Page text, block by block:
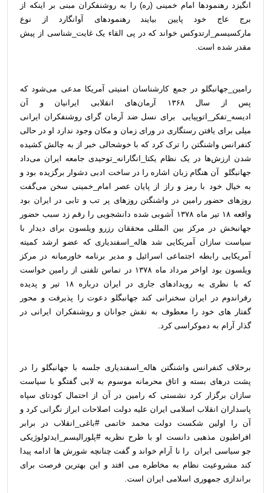
انگیزد رهنمودها امام خمینی (ره) را به روشنفکران مبنی بر اینکه از
برج عاج خود پایین بیایند رهنمودهای آوانگارد از نوع
مارکسیسم_ارتدوکس خواند که در پی القاء یک غایت_شناسی از پیش
مقدر شده است.
رامین_جهانبگلو در جمع کارشناسان امنیتی آمریکا مدعی می‌شود که
پس از سال ۱۳۶۸ آرمان‌های انقلابی ایرانیان و آن
ادیسه_تفکر_اتوپیایی برای نسل ضد آرمان گرای روشنفکران ایرانی
میلی برای یافتن رستگاری در ورای زمان و مکان وجود ندارد او در حالی
کنفرانس واشنگتن را ترک کرد که با خوشحالی خبر از به چالش کشیده
شدن ارزش‌ها در یک نظام یکتا_انگارانه_توحیدی جامعه ایران می‌داد
جهانبگلو آن هنگام زبان اشاره را در ساخت ادبی دشوار برگزیده بود و
به خیال خود با رمز و راز از پایان عصر امام_خمینی سخن می‌گفت
روزهای حضور رامین در واشنگتن روزهای پر تب و تابی در ایران بود
واقعه ۱۸ تیر ماه ۱۳۷۸ آشوبی شده دانشجویی را رقم زد سبب حضور
جهانبخش در مرکز بین المللی محققان رزرو ویلسون برای دیدار با
سیاست سازان آمریکایی شد هاله_اسفندیاری که عضو ارشد کمیته
آمریکایی رابطه اجتماعی اسرائیل و مدیر برنامه خاورمیانه در مرکز
ویلسون بود اواخر مرداد ماه ۱۳۷۸ در تماس تلفنی از رامین خواست
که با نظری به رویدادهای جاری در ایران درباره ۱۸ تیر و پدیده
رفراندوم در ایران سخنرانی کند جهانبگلو دعوت را پذیرفت و محور
گفتار های خود را معطوف به نقش جوانان و روشنفکران ایرانی در
گذار آرام به دموکراسی کرد.
برخلاف کنفرانس واشنگتن هاله_اسفندیاری جلسه با جهانبگلو را در
پشت درهای بسته و اتاق محرمانه موسوم به لابی گفتگو با سیاست
سازان برگزار کرد نشستی که رامین در آن از احتمال کودتای سپاه
پاسداران انقلاب اسلامی ایران علیه دولت اصلاحات ابراز نگرانی کرد و
آن را اولین شکست دولت محمد خاتمی #باغی_انقلاب در برابر
افراطیون مذهبی دانست او با طرح نظریه #پلورالیسم_ایدئولوژیکی
جو سیاسی ایران را نا آرام خواند و گفت چنانچه شورش ها ادامه پیدا
کند مشروعیت نظام به مخاطره می افتد و این بهترین فرصت برای
براندازی جمهوری اسلامی ایران است.